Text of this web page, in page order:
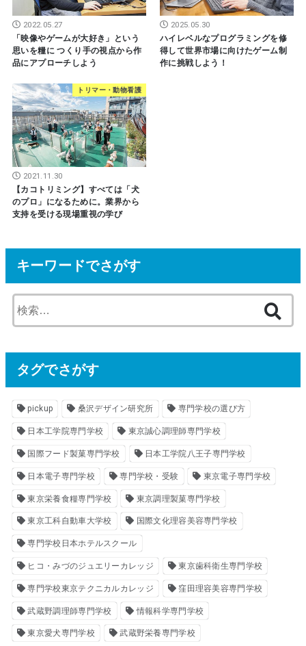
2022.05.27
「映像やゲームが大好き」という
思いを糧に つくり手の視点から作
品にアプローチしよう
2025.05.30
ハイレベルなプログラミングを修
得して世界市場に向けたゲーム制
作に挑戦しよう！
トリマー・動物看護
2021.11.30
【カコトリミング】すべては「犬
のプロ」になるために。業界から
支持を受ける現場重視の学び
キーワードでさがす
索
タグでさがす
pickup 桑沢デザイン研究所 専門学校の選び方
日本工学院専門学校 東京誠心調理師専門学校
国際フード製菓専門学校 日本工学院八王子専門学校
日本電子専門学校 専門学校・受験 東京電子専門学校
東京栄養食糧専門学校 東京調理製菓専門学校
東京工科自動車大学校 国際文化理容美容専門学校
専門学校日本ホテルスクール
ヒコ・みづのジュエリーカレッジ 東京歯科衛生専門学校
専門学校東京テクニカルカレッジ 窪田理容美容専門学校
武蔵野調理師専門学校 情報科学専門学校
東京愛犬専門学校 武蔵野栄養専門学校